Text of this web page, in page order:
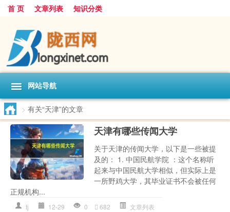
首 页 文章列表 知识分类
网站导航
> 有关“天津”的文章
天津有哪些传闻大学
关于天津的传闻大学，以下是一些被提
及的： 1. 中国民航学院 ：这个名称听
起来与中国民航大学相似，但实际上是
一所野鸡大学，其毕业证书不会被任何
正规机构...
tj 12-29 0 682 文章列表